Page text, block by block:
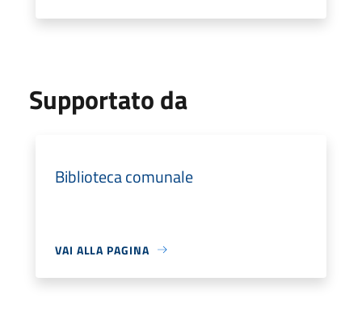
Supportato da
Biblioteca comunale
VAI ALLA PAGINA